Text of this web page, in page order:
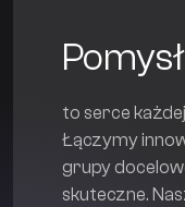
to serce
Łączymy
grupy
skuteczne.